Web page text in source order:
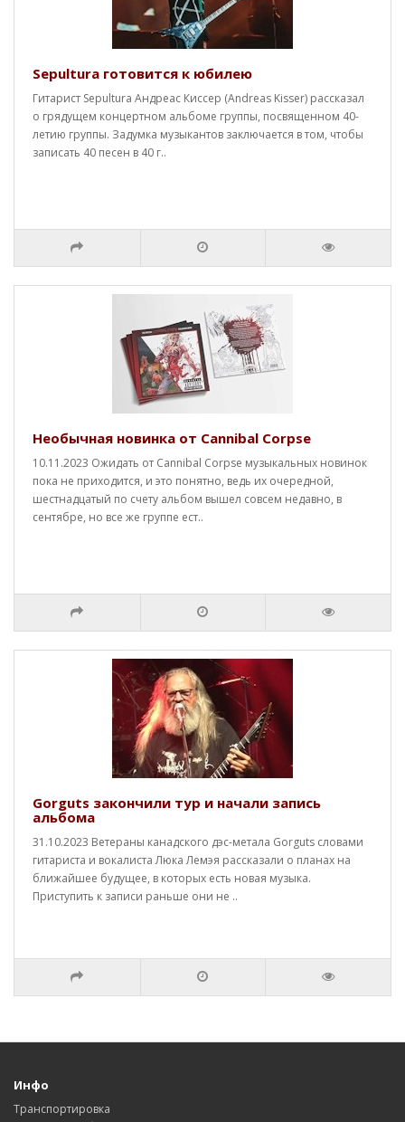
Sepultura готовится к юбилею
Гитарист Sepultura Андреас Киссер (Andreas Kisser) рассказал
о грядущем концертном альбоме группы, посвященном 40-
летию группы. Задумка музыкантов заключается в том, чтобы
записать 40 песен в 40 г..
Необычная новинка от Cannibal Corpse
10.11.2023 Ожидать от Cannibal Corpse музыкальных новинок
пока не приходится, и это понятно, ведь их очередной,
шестнадцатый по счету альбом вышел совсем недавно, в
сентябре, но все же группе ест..
Gorguts закончили тур и начали запись
альбома
31.10.2023 Ветераны канадского дэс-метала Gorguts словами
гитариста и вокалиста Люка Лемэя рассказали о планах на
ближайшее будущее, в которых есть новая музыка.
Приступить к записи раньше они не ..
Инфо
Транспортировка